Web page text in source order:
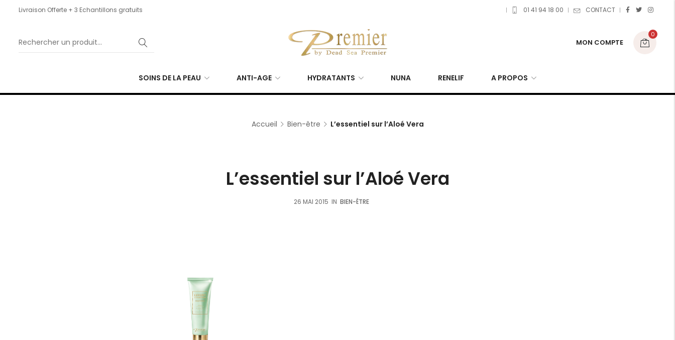
Livraison Offerte + 3 Echantillons gratuits 01 41 94 18 00 CONTACT
MON COMPTE
0
SOINS DE LA PEAU ANTI-AGE HYDRATANTS NUNA RENELIF A PROPOS
Accueil Bien-être L’essentiel sur l’Aloé Vera
L’essentiel sur l’Aloé Vera
26 MAI 2015 IN BIEN-ÊTRE